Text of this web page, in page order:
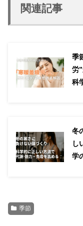
関連記事
季
労
科
冬
し
学
季節